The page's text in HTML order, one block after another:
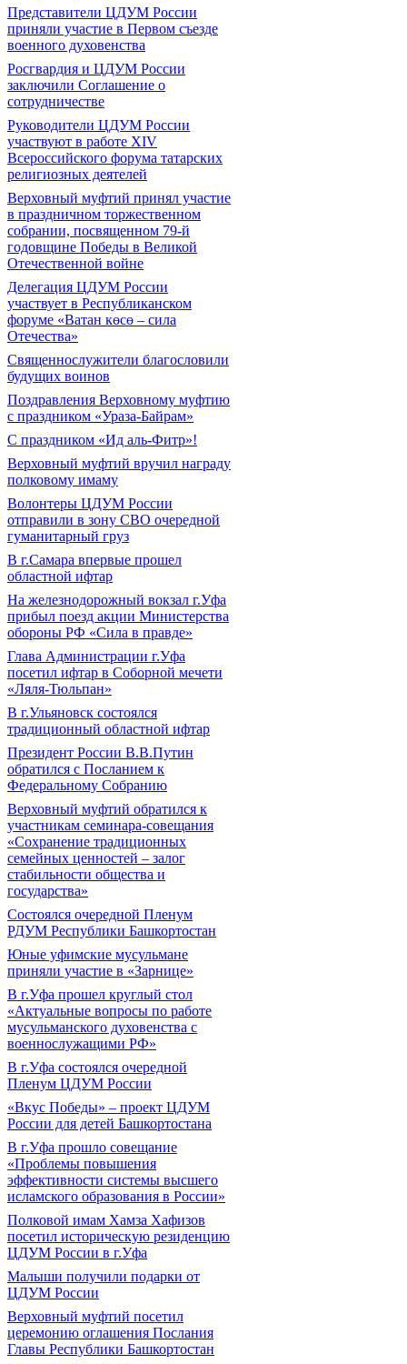
Представители ЦДУМ России
приняли участие в Первом съезде
военного духовенства
Росгвардия и ЦДУМ России
заключили Соглашение о
сотрудничестве
Руководители ЦДУМ России
участвуют в работе XIV
Всероссийского форума татарских
религиозных деятелей
Верховный муфтий принял участие
в праздничном торжественном
собрании, посвященном 79-й
годовщине Победы в Великой
Отечественной войне
Делегация ЦДУМ России
участвует в Республиканском
форуме «Ватан көсө – сила
Отечества»
Священнослужители благословили
будущих воинов
Поздравления Верховному муфтию
с праздником «Ураза-Байрам»
С праздником «Ид аль-Фитр»!
Верховный муфтий вручил награду
полковому имаму
Волонтеры ЦДУМ России
отправили в зону СВО очередной
гуманитарный груз
В г.Самара впервые прошел
областной ифтар
На железнодорожный вокзал г.Уфа
прибыл поезд акции Министерства
обороны РФ «Сила в правде»
Глава Администрации г.Уфа
посетил ифтар в Соборной мечети
«Ляля-Тюльпан»
В г.Ульяновск состоялся
традиционный областной ифтар
Президент России В.В.Путин
обратился с Посланием к
Федеральному Собранию
Верховный муфтий обратился к
участникам семинара-совещания
«Сохранение традиционных
семейных ценностей – залог
стабильности общества и
государства»
Состоялся очередной Пленум
РДУМ Республики Башкортостан
Юные уфимские мусульмане
приняли участие в «Зарнице»
В г.Уфа прошел круглый стол
«Актуальные вопросы по работе
мусульманского духовенства с
военнослужащими РФ»
В г.Уфа состоялся очередной
Пленум ЦДУМ России
«Вкус Победы» – проект ЦДУМ
России для детей Башкортостана
В г.Уфа прошло совещание
«Проблемы повышения
эффективности системы высшего
исламского образования в России»
Полковой имам Хамза Хафизов
посетил историческую резиденцию
ЦДУМ России в г.Уфа
Малыши получили подарки от
ЦДУМ России
Верховный муфтий посетил
церемонию оглашения Послания
Главы Республики Башкортостан